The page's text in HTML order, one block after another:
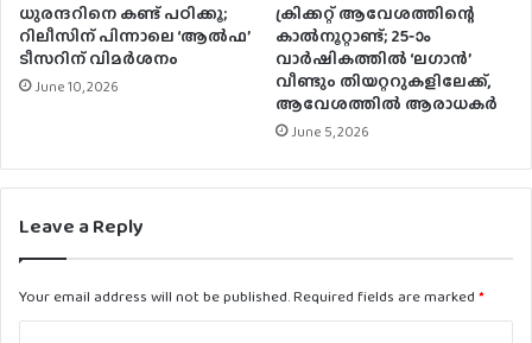
ധുരന്ദറിനെ കണ്ട് പഠിക്കൂ;
റിലീസിന് പിന്നാലെ ‘ആൽഫ’
ടീസറിന് വിമർശനം
June 10, 2026
ക്രിക്കറ്റ് ആവേശത്തിന്റെ
കാൽനൂറ്റാണ്ട്; 25-ാം
വാർഷികത്തിൽ ‘ലഗാൻ’
വീണ്ടും തിയറ്ററുകളിലേക്ക്,
ആവേശത്തിൽ ആരാധകർ
June 5, 2026
Leave a Reply
Your email address will not be published.Required fields are marked *